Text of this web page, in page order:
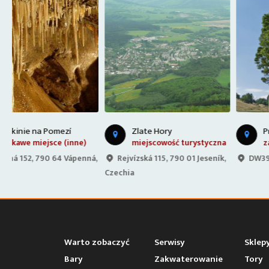
Zlate Hory
miejscowość turystyczna
Rejvízská 115, 790 01 Jeseník,
Przełęcz Puchaczówka
zakręty
DW392, Poland
Warto zobaczyć Serwisy
Bary
Zakwaterowanie Tory